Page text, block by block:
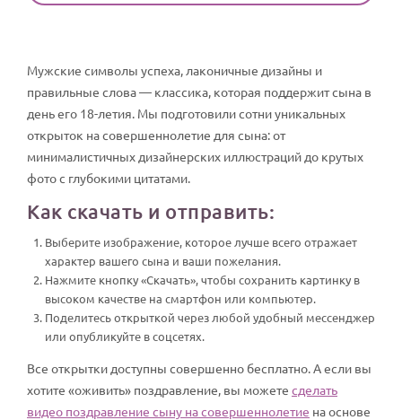
Мужские символы успеха, лаконичные дизайны и
правильные слова — классика, которая поддержит сына в
день его 18-летия. Мы подготовили сотни уникальных
открыток на совершеннолетие для сына: от
минималистичных дизайнерских иллюстраций до крутых
фото с глубокими цитатами.
Как скачать и отправить:
Выберите изображение, которое лучше всего отражает
характер вашего сына и ваши пожелания.
Нажмите кнопку «Скачать», чтобы сохранить картинку в
высоком качестве на смартфон или компьютер.
Поделитесь открыткой через любой удобный мессенджер
или опубликуйте в соцсетях.
Все открытки доступны совершенно бесплатно. А если вы
хотите «оживить» поздравление, вы можете сделать
видео поздравление сыну на совершеннолетие на основе